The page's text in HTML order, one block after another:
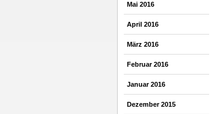
Mai 2016
April 2016
März 2016
Februar 2016
Januar 2016
Dezember 2015